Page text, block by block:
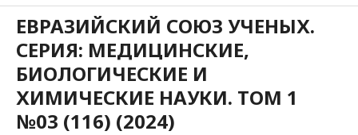
ЕВРАЗИЙСКИЙ СОЮЗ УЧЕНЫХ.
СЕРИЯ: МЕДИЦИНСКИЕ,
БИОЛОГИЧЕСКИЕ И
ХИМИЧЕСКИЕ НАУКИ. ТОМ 1
№03 (116) (2024)